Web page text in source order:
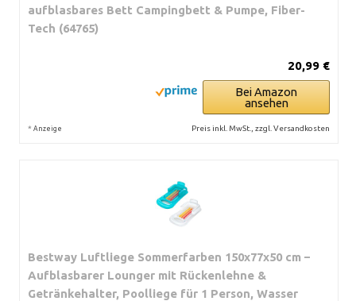
aufblasbares Bett Campingbett & Pumpe, Fiber-
Tech (64765)
20,99 €
Bei Amazon
ansehen
* Anzeige Preis inkl. MwSt., zzgl. Versandkosten
Bestway Luftliege Sommerfarben 150x77x50 cm –
Aufblasbarer Lounger mit Rückenlehne &
Getränkehalter, Poolliege für 1 Person, Wasser